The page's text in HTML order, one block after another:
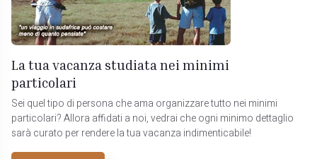
La tua vacanza studiata nei minimi
particolari
Sei quel tipo di persona che ama organizzare tutto nei minimi
particolari? Allora affidati a noi, vedrai che ogni minimo dettaglio
sarà curato per rendere la tua vacanza indimenticabile!